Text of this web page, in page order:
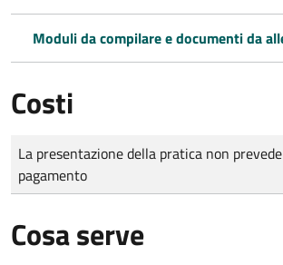
Moduli da compilare e documenti da
Costi
Tipo di pagamento
Importo
La presentazione della pratica non
pagamento
Cosa serve